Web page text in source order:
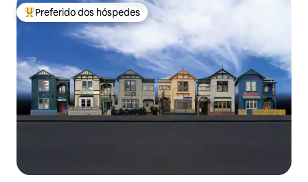
Entre os melhores preferidos dos hóspedes
Preferido dos hóspedes